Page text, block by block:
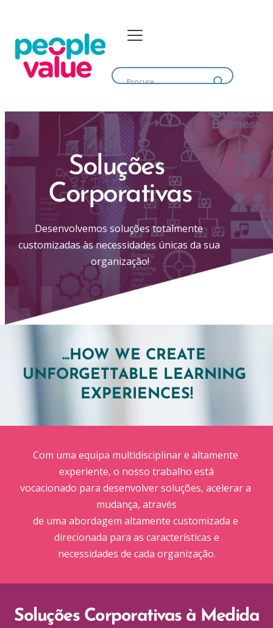
Soluções
Corporativas
Desenvolvemos soluções totalmente
customizadas às necessidades únicas da sua
organização!
...HOW WE CREATE
UNFORGETTABLE LEARNING
EXPERIENCES!
Com uma equipa multidisciplinar e altamente
experiente, o nosso trabalho está
vocacionado para desenvolver soluções, acelerar a
mudança, através
de uma abordagem altamente customizada e
direcionada para as características e
necessidades de cada organização.
Soluções Corporativas à Medida